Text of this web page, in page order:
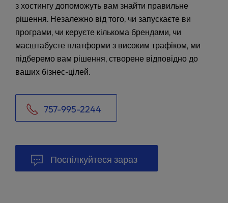
з хостингу допоможуть вам знайти правильне
рішення. Незалежно від того, чи запускаєте ви
програми, чи керуєте кількома брендами, чи
масштабуєте платформи з високим трафіком, ми
підберемо вам рішення, створене відповідно до
ваших бізнес-цілей.
757-995-2244
Поспілкуйтеся зараз